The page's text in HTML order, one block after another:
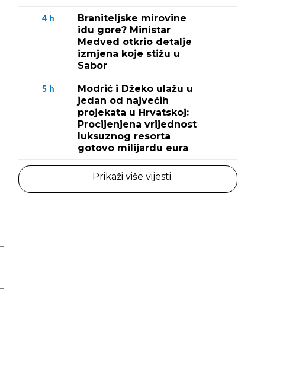
4 h
Braniteljske mirovine
idu gore? Ministar
Medved otkrio detalje
izmjena koje stižu u
Sabor
5 h
Modrić i Džeko ulažu u
jedan od najvećih
projekata u Hrvatskoj:
Procijenjena vrijednost
luksuznog resorta
gotovo milijardu eura
Prikaži više vijesti